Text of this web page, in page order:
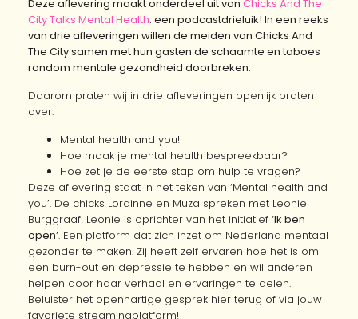
Deze aflevering maakt onderdeel uit van Chicks And The
City Talks Mental Health: een podcastdrieluik! In een reeks
van drie afleveringen willen de meiden van Chicks And
The City samen met hun gasten de schaamte en taboes
rondom mentale gezondheid doorbreken.
Daarom praten wij in drie afleveringen openlijk praten
over:
Mental health and you!
Hoe maak je mental health bespreekbaar?
Hoe zet je de eerste stap om hulp te vragen?
Deze aflevering staat in het teken van ‘Mental health and
you’. De chicks Lorainne en Muza spreken met Leonie
Burggraaf! Leonie is oprichter van het initiatief ‘Ik ben
open’. Een platform dat zich inzet om Nederland mentaal
gezonder te maken. Zij heeft zelf ervaren hoe het is om
een burn-out en depressie te hebben en wil anderen
helpen door haar verhaal en ervaringen te delen.
Beluister het openhartige gesprek hier terug of via jouw
favoriete streamingplatform!